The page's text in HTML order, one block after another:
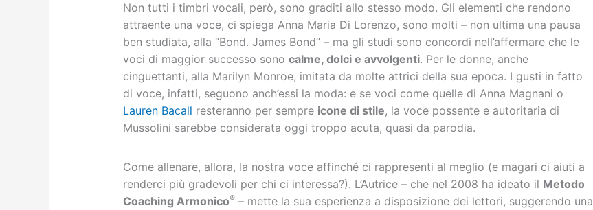
Non tutti i timbri vocali, però, sono graditi allo stesso modo. Gli elementi che rendono
attraente una voce, ci spiega Anna Maria Di Lorenzo, sono molti – non ultima una pausa
ben studiata, alla “Bond. James Bond” – ma gli studi sono concordi nell’affermare che le
voci di maggior successo sono calme, dolci e avvolgenti. Per le donne, anche
cinguettanti, alla Marilyn Monroe, imitata da molte attrici della sua epoca. I gusti in fatto
di voce, infatti, seguono anch’essi la moda: e se voci come quelle di Anna Magnani o
Lauren Bacall resteranno per sempre icone di stile, la voce possente e autoritaria di
Mussolini sarebbe considerata oggi troppo acuta, quasi da parodia.
Come allenare, allora, la nostra voce affinché ci rappresenti al meglio (e magari ci aiuti a
renderci più gradevoli per chi ci interessa?). L’Autrice – che nel 2008 ha ideato il Metodo
Coaching Armonico®– mette la sua esperienza a disposizione dei lettori, suggerendo una